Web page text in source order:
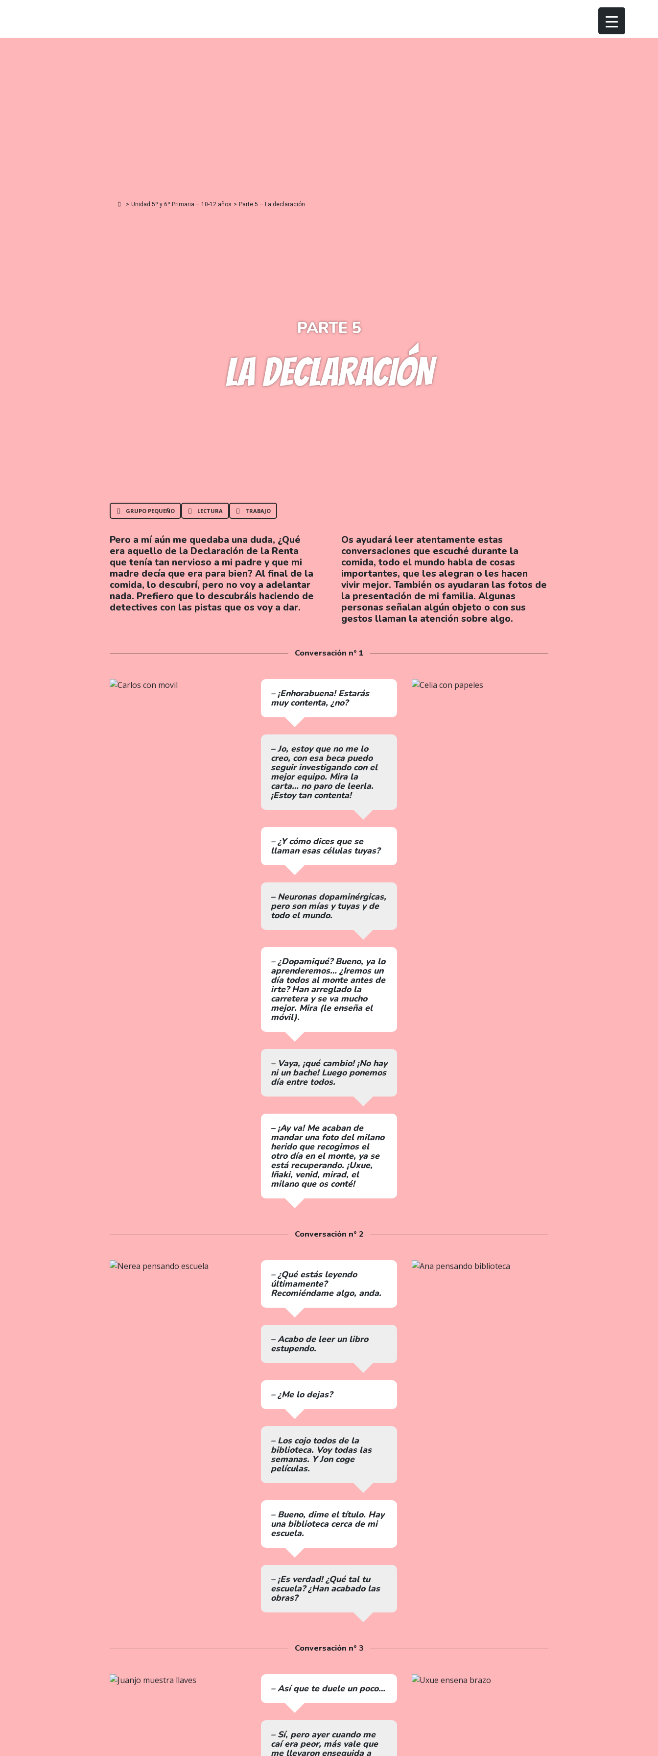
> Unidad 5º y 6º Primaria – 10-12 años > Parte 5 – La declaración
PARTE 5
LA DECLARACIÓN
GRUPO PEQUEÑO LECTURA TRABAJO
Pero a mí aún me quedaba una duda, ¿Qué
era aquello de la Declaración de la Renta
que tenía tan nervioso a mi padre y que mi
madre decía que era para bien? Al final de la
comida, lo descubrí, pero no voy a adelantar
nada. Prefiero que lo descubráis haciendo de
detectives con las pistas que os voy a dar.
Os ayudará leer atentamente estas
conversaciones que escuché durante la
comida, todo el mundo habla de cosas
importantes, que les alegran o les hacen
vivir mejor. También os ayudaran las fotos de
la presentación de mi familia. Algunas
personas señalan algún objeto o con sus
gestos llaman la atención sobre algo.
Conversación nº 1
– ¡Enhorabuena! Estarás
muy contenta, ¿no?
– Jo, estoy que no me lo
creo, con esa beca puedo
seguir investigando con el
mejor equipo. Mira la
carta… no paro de leerla.
¡Estoy tan contenta!
– ¿Y cómo dices que se
llaman esas células tuyas?
– Neuronas dopaminérgicas,
pero son mías y tuyas y de
todo el mundo.
– ¿Dopamiqué? Bueno, ya lo
aprenderemos… ¿Iremos un
día todos al monte antes de
irte? Han arreglado la
carretera y se va mucho
mejor. Mira (le enseña el
móvil).
– Vaya, ¡qué cambio! ¡No hay
ni un bache! Luego ponemos
día entre todos.
– ¡Ay va! Me acaban de
mandar una foto del milano
herido que recogimos el
otro día en el monte, ya se
está recuperando. ¡Uxue,
Iñaki, venid, mirad, el
milano que os conté!
Conversación nº 2
– ¿Qué estás leyendo
últimamente?
Recomiéndame algo, anda.
– Acabo de leer un libro
estupendo.
– ¿Me lo dejas?
– Los cojo todos de la
biblioteca. Voy todas las
semanas. Y Jon coge
películas.
– Bueno, dime el título. Hay
una biblioteca cerca de mi
escuela.
– ¡Es verdad! ¿Qué tal tu
escuela? ¿Han acabado las
obras?
Conversación nº 3
– Así que te duele un poco…
– Sí, pero ayer cuando me
caí era peor, más vale que
me llevaron enseguida a